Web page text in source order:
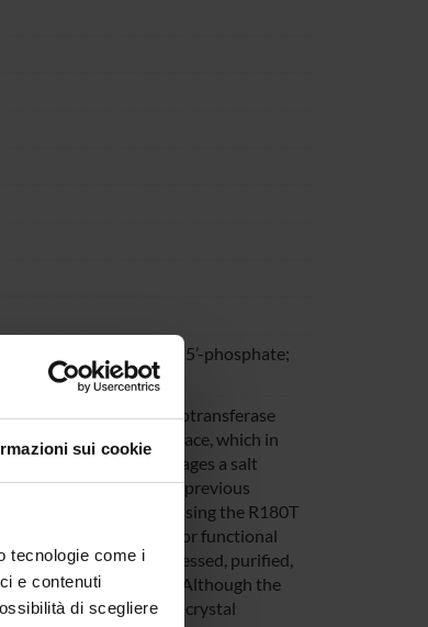
sui cookie
tecnologie come i
e contenuti
di scegliere
variant; pyridoxal 5’-phosphate;
of ornithine δ-aminotransferase
at the dimer interface, which in
engages a salt
Starting from the previous
in CHO-K1 cells expressing the R180T
on the structural and/or functional
has been cloned, expressed, purified,
and structural studies. Although the
with the wild-type, its crystal